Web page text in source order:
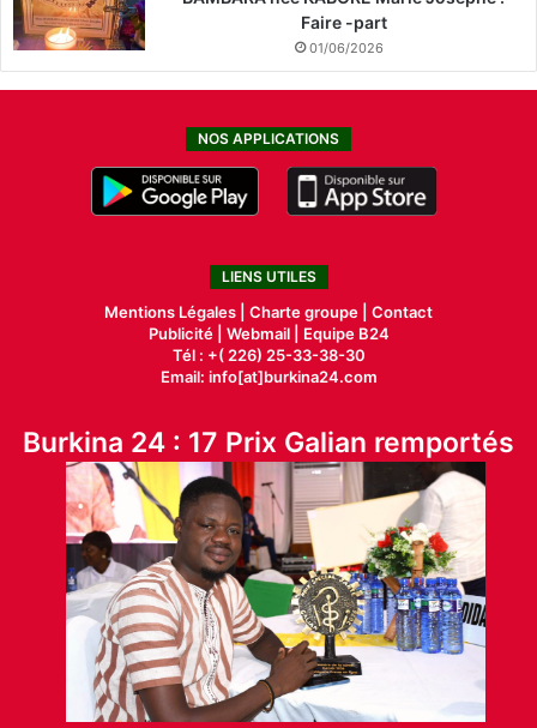
Faire -part
01/06/2026
NOS APPLICATIONS
LIENS UTILES
Mentions Légales | Charte groupe | Contact
Publicité| Webmail |
Equipe B24
Tél : +( 226) 25-33-38-30
Email: info[at]burkina24.com
Burkina 24 : 17 Prix Galian remportés